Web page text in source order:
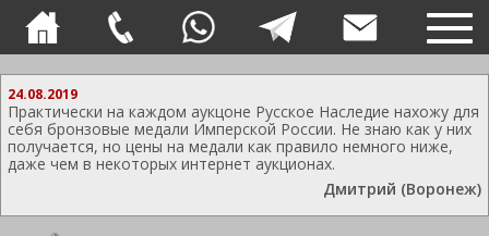
24.08.2019
Практически на каждом аукцоне Русское Наследие нахожу для
себя бронзовые медали Имперской России. Не знаю как у них
получается, но цены на медали как правило немного ниже,
даже чем в некоторых интернет аукционах.
Дмитрий (Воронеж)